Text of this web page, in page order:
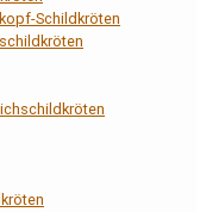
Schildkröten